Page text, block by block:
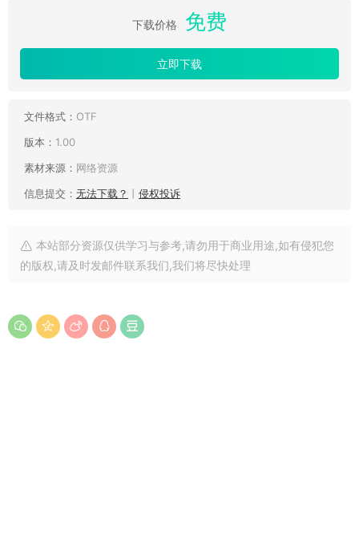
下载价格 免费
立即下载
文件格式： OTF
版本： 1.00
素材来源： 网络资源
信息提交： 无法下载？ 侵权投诉
本站部分资源仅供学习与参考,请勿用于商业用途,如有侵犯您
的版权,请及时发邮件联系我们,我们将尽快处理